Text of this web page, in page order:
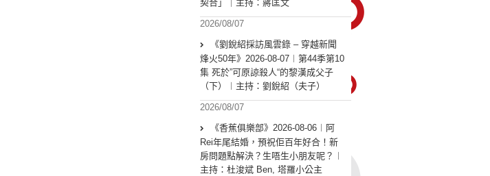
契合」｜主持：蔣匡文
2026/08/07
《劉銳紹採訪風雲錄 – 穿越新聞
烽火50年》2026-08-07︱第44季第10
集 死於”可原諒殺人“的黎漢成父子
（下）︱主持：劉銳紹（夫子）
2026/08/07
《香蕉俱樂部》2026-08-06︱阿
Rei年尾結婚，預祝佢百年好合！新
房問題點解決？生唔生小朋友呢？︱
主持：杜浚斌 Ben, 塔羅小公主